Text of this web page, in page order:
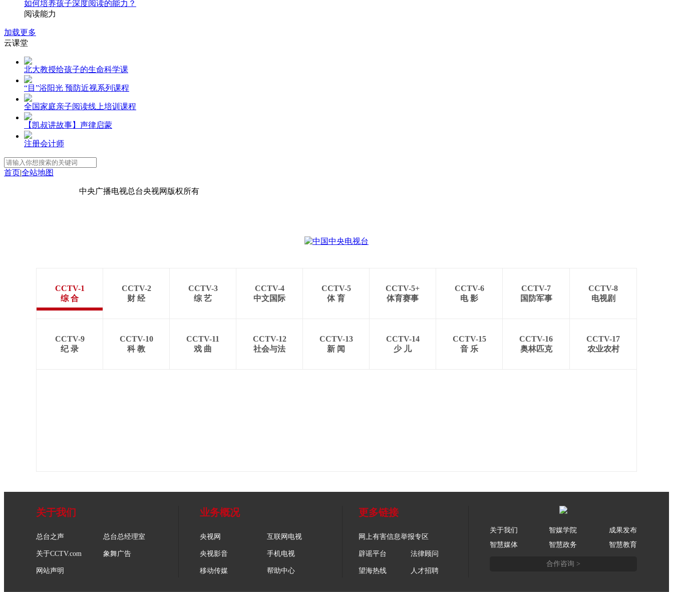
如何培养孩子深度阅读的能力？
阅读能力
加载更多
云课堂
北大教授给孩子的生命科学课
“目”浴阳光 预防近视系列课程
全国家庭亲子阅读线上培训课程
【凯叔讲故事】声律启蒙
注册会计师
首页|全站地图
中央广播电视总台央视网 版权所有
CCTV-1
综 合
CCTV-2
财 经
CCTV-3
综 艺
CCTV-4
中文国际
CCTV-5
体 育
CCTV-5+
体育赛事
CCTV-6
电 影
CCTV-7
国防军事
CCTV-8
电视剧
CCTV-9
纪 录
CCTV-10
科 教
CCTV-11
戏 曲
CCTV-12
社会与法
CCTV-13
新 闻
CCTV-14
少 儿
CCTV-15
音 乐
CCTV-16
奥林匹克
CCTV-17
农业农村
关于我们
总台之声 总台总经理室
关于CCTV.com 象舞广告
网站声明
业务概况
央视网 互联网电视
央视影音 手机电视
移动传媒 帮助中心
更多链接
网上有害信息举报专区
辟谣平台 法律顾问
望海热线 人才招聘
关于我们 智媒学院
成果发布
智慧媒体
智慧政务 智慧教育
合作咨询 >